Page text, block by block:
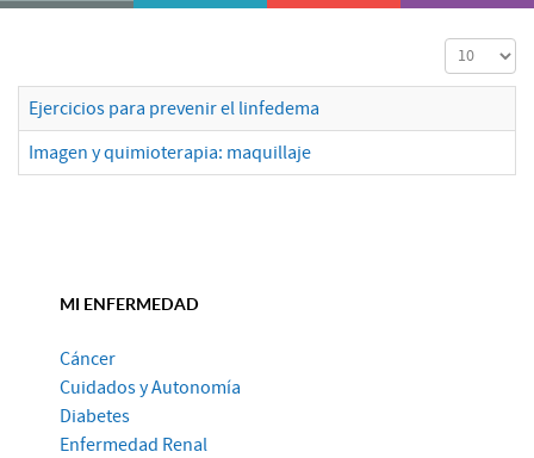
Cantidad
Ejercicios para prevenir el linfedema
Imagen y quimioterapia: maquillaje
MI ENFERMEDAD
Cáncer
Cuidados y Autonomía
Diabetes
Enfermedad Renal